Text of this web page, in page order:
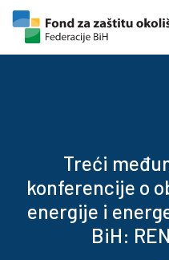
Skip to content
Skip to footer
Treći
konferencije o
energije i
BiH: